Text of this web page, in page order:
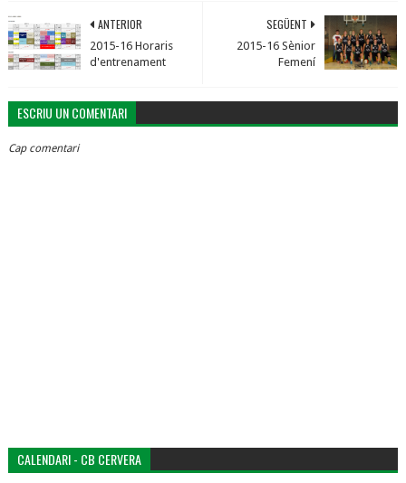
SEGÜENT
2015-16 Sènior
Femení
ANTERIOR
2015-16 Horaris
d'entrenament
ESCRIU UN COMENTARI
Cap comentari
CALENDARI - CB CERVERA